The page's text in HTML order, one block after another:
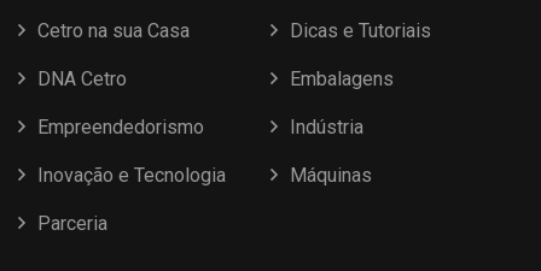
Cetro na sua Casa Dicas e Tutoriais
DNA Cetro Embalagens
Empreendedorismo Indústria
Inovação e Tecnologia Máquinas
Parceria